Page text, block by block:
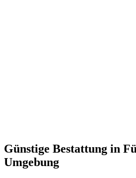
Günstige Bestattung in
Umgebung